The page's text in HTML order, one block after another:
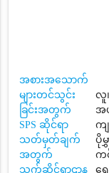
အစားအသောက်
များတင်သွင်း
ခြင်းအတွက်
SPS ဆိုင်ရာ
သတ်မှတ်ချက်
အတွက်
သက်ဆိုင်ရာဌာန
လူ
အ
ကျ
ပိုမွှ
က
ရ